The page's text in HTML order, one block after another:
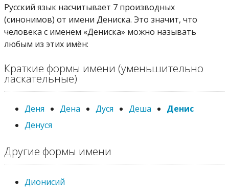
Русский язык насчитывает 7 производных
(синонимов) от имени Дениска. Это значит, что
человека с именем «Дениска» можно называть
любым из этих имён:
Краткие формы имени (уменьшительно
ласкательные)
Деня Дена Дуся Деша
Денис
Денуся
Другие формы имени
Дионисий